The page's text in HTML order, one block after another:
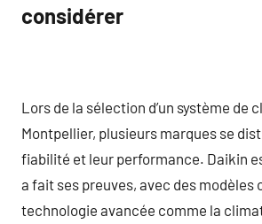
considérer
Lors de la sélection d’un système de
Montpellier, plusieurs marques se
fiabilité et leur performance. Daikin
a fait ses preuves, avec des modèles
technologie avancée comme la